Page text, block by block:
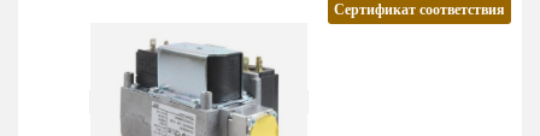
Сертификат соответствия